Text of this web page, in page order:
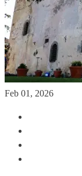
Feb 01, 2026